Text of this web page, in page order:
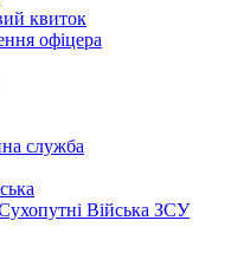
квиток
офіцера
служба
Війська ЗСУ